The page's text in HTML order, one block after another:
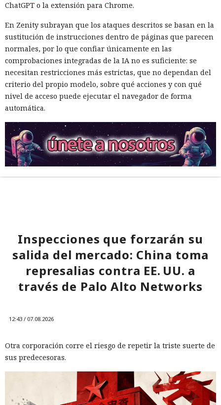
ChatGPT o la extensión para Chrome.
En Zenity subrayan que los ataques descritos se basan en la
sustitución de instrucciones dentro de páginas que parecen
normales, por lo que confiar únicamente en las
comprobaciones integradas de la IA no es suficiente: se
necesitan restricciones más estrictas, que no dependan del
criterio del propio modelo, sobre qué acciones y con qué
nivel de acceso puede ejecutar el navegador de forma
automática.
Inspecciones que forzarán su
salida del mercado: China toma
represalias contra EE. UU. a
través de Palo Alto Networks
12:43 / 07.08.2026
Otra corporación corre el riesgo de repetir la triste suerte de
sus predecesoras.